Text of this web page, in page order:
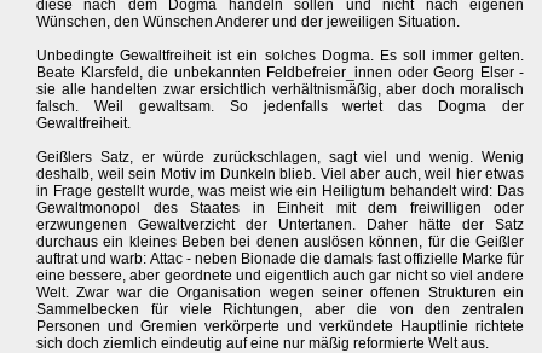
diese nach dem Dogma handeln sollen und nicht nach eigenen
Wünschen, den Wünschen Anderer und der jeweiligen Situation.
Unbedingte Gewaltfreiheit ist ein solches Dogma. Es soll immer gelten.
Beate Klarsfeld, die unbekannten Feldbefreier_innen oder Georg Elser -
sie alle handelten zwar ersichtlich verhältnismäßig, aber doch moralisch
falsch. Weil gewaltsam. So jedenfalls wertet das Dogma der
Gewaltfreiheit.
Geißlers Satz, er würde zurückschlagen, sagt viel und wenig. Wenig
deshalb, weil sein Motiv im Dunkeln blieb. Viel aber auch, weil hier etwas
in Frage gestellt wurde, was meist wie ein Heiligtum behandelt wird: Das
Gewaltmonopol des Staates in Einheit mit dem freiwilligen oder
erzwungenen Gewaltverzicht der Untertanen. Daher hätte der Satz
durchaus ein kleines Beben bei denen auslösen können, für die Geißler
auftrat und warb: Attac - neben Bionade die damals fast offizielle Marke für
eine bessere, aber geordnete und eigentlich auch gar nicht so viel andere
Welt. Zwar war die Organisation wegen seiner offenen Strukturen ein
Sammelbecken für viele Richtungen, aber die von den zentralen
Personen und Gremien verkörperte und verkündete Hauptlinie richtete
sich doch ziemlich eindeutig auf eine nur mäßig reformierte Welt aus.